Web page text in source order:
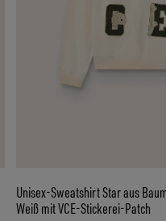
Unisex-Sweatshirt Star aus
Weiß mit VCE-Stickerei-Patch